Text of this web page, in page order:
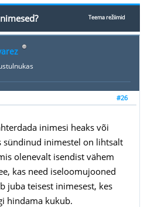
Teema režiimid
#26
inimesi heaks või
sündinud inimestel on lihtsalt
olenevalt isendist vähem
kas need iseloomujooned
juba teisest inimesest, kes
hindama kukub.